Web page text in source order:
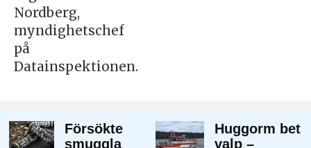
Nordberg,
myndighetschef
på
Datainspektionen.